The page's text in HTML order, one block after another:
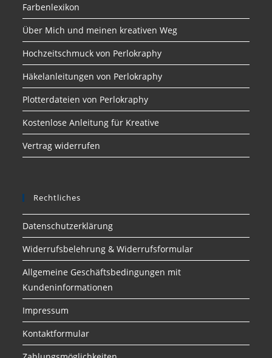
Farbenlexikon
Über Mich und meinen kreativen Weg
Hochzeitschmuck von Perlokraphy
Häkelanleitungen von Perlokraphy
Plotterdateien von Perlokraphy
Kostenlose Anleitung für Kreative
Vertrag widerrufen
Rechtliches
Datenschutzerklärung
Widerrufsbelehrung & Widerrufsformular
Allgemeine Geschäftsbedingungen mit
Kundeninformationen
Impressum
Kontaktformular